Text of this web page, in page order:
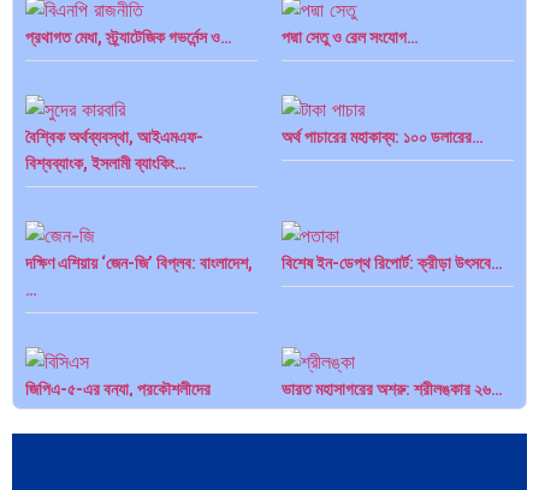
প্রথাগত মেধা, স্ট্র্যাটেজিক গভর্নেন্স ও… পদ্মা সেতু ও রেল সংযোগ…
বৈশ্বিক অর্থব্যবস্থা, আইএমএফ-
বিশ্বব্যাংক, ইসলামী ব্যাংকিং…
অর্থ পাচারের মহাকাব্য: ১০০ ডলারের…
দক্ষিণ এশিয়ায় ‘জেন-জি’ বিপ্লব: বাংলাদেশ,
…
বিশেষ ইন-ডেপ্থ রিপোর্ট: ক্রীড়া উৎসবে…
জিপিএ-৫-এর বন্যা, প্রকৌশলীদের
বিসিএস-প্রেম এবং…
ভারত মহাসাগরের অশ্রু: শ্রীলঙ্কার ২৬…